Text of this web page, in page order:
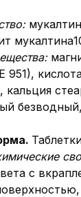
:
951),
кальция
с